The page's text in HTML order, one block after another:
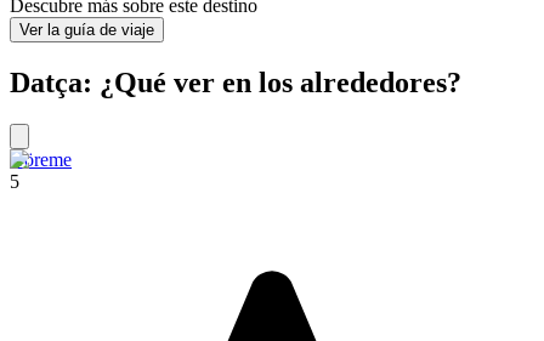
Descubre más sobre este destino
Ver la guía de viaje
Datça: ¿Qué ver en los alrededores?
Göreme
5